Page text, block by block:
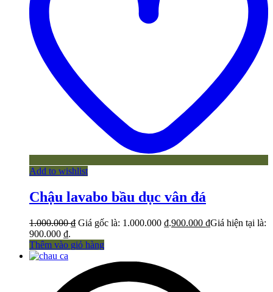
Add to wishlist
Chậu lavabo bầu dục vân đá
1.000.000₫ Giá gốc là: 1.000.000 ₫.900.000 ₫Giá hiện tại là:
900.000 ₫.
Thêm vào giỏ hàng